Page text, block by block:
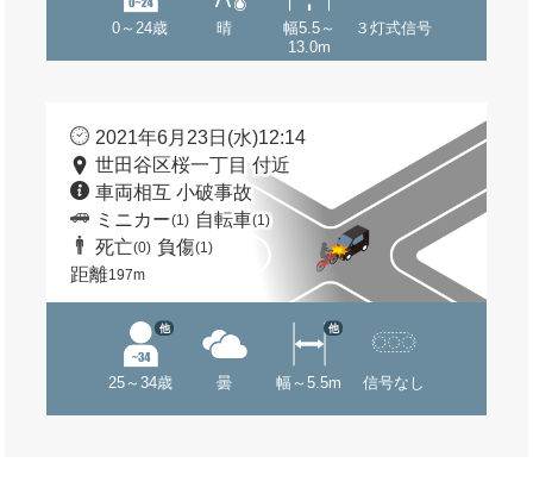
0～24歳 晴
幅5.5～
13.0m
３灯式信号
2021年6月23日(水)12:14
世田谷区桜一丁目 付近
車両相互 小破事故
ミニカー(1) 自転車(1)
死亡(0) 負傷(1)
距離197m
25～34歳
他
曇 幅～5.5m
他
信号なし